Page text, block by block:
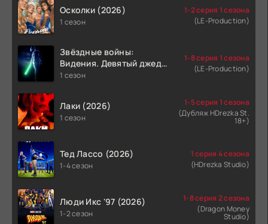
Осколки (2026)
1 сезон
1-2 серия 1 сезона
(LE-Production)
Звёздные войны:
Видения. Девятый джедай
(2026)
1 сезон
1-8 серия 1 сезона
(LE-Production)
Лаки (2026)
1 сезон
1-5 серия 1 сезона
(Дубляж HDrezka St.
18+)
Тед Лассо (2026)
1-4 сезон
1 серия 4 сезона
(HDrezka Studio)
Люди Икс '97 (2026)
1-2 сезон
1-8 серия 2 сезона
(Dragon Money
Studio)